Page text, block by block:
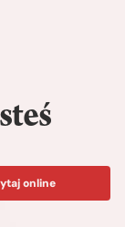
online